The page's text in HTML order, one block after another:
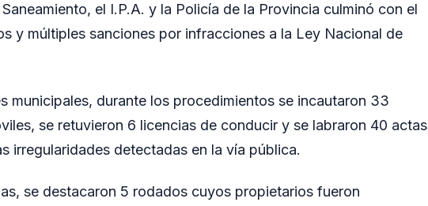
el I.P.A. y la Policía de la Provincia culminó con el
y múltiples sanciones por infracciones a la Ley Nacional de
municipales, durante los procedimientos se incautaron 33
se retuvieron 6 licencias de conducir y se labraron 40 actas
irregularidades detectadas en la vía pública.
se destacaron 5 rodados cuyos propietarios fueron